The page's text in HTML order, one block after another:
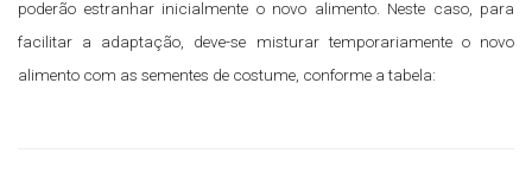
poderão estranhar inicialmente o novo alimento. Neste caso, para
facilitar a adaptação, deve-se misturar temporariamente o novo
alimento com as sementes de costume, conforme a tabela: